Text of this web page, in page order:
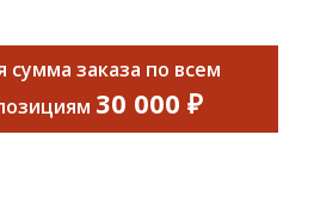
заказа по всем
30 000 ₽